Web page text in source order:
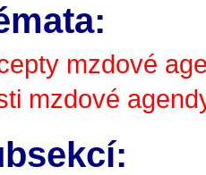
mzdové
mzdové